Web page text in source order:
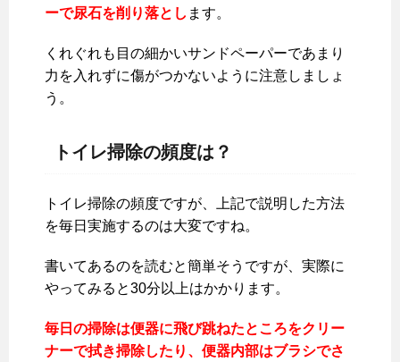
ーで尿石を削り落とし ます。
くれぐれも目の細かいサンドペーパーであまり
力を入れずに傷がつかないように注意しましょ
う。
トイレ掃除の頻度は？
トイレ掃除の頻度ですが、上記で説明した方法
を毎日実施するのは大変ですね。
書いてあるのを読むと簡単そうですが、実際に
やってみると30分以上はかかります。
毎日の掃除は便器に飛び跳ねたところをクリー
ナーで拭き掃除したり、便器内部はブラシでさ